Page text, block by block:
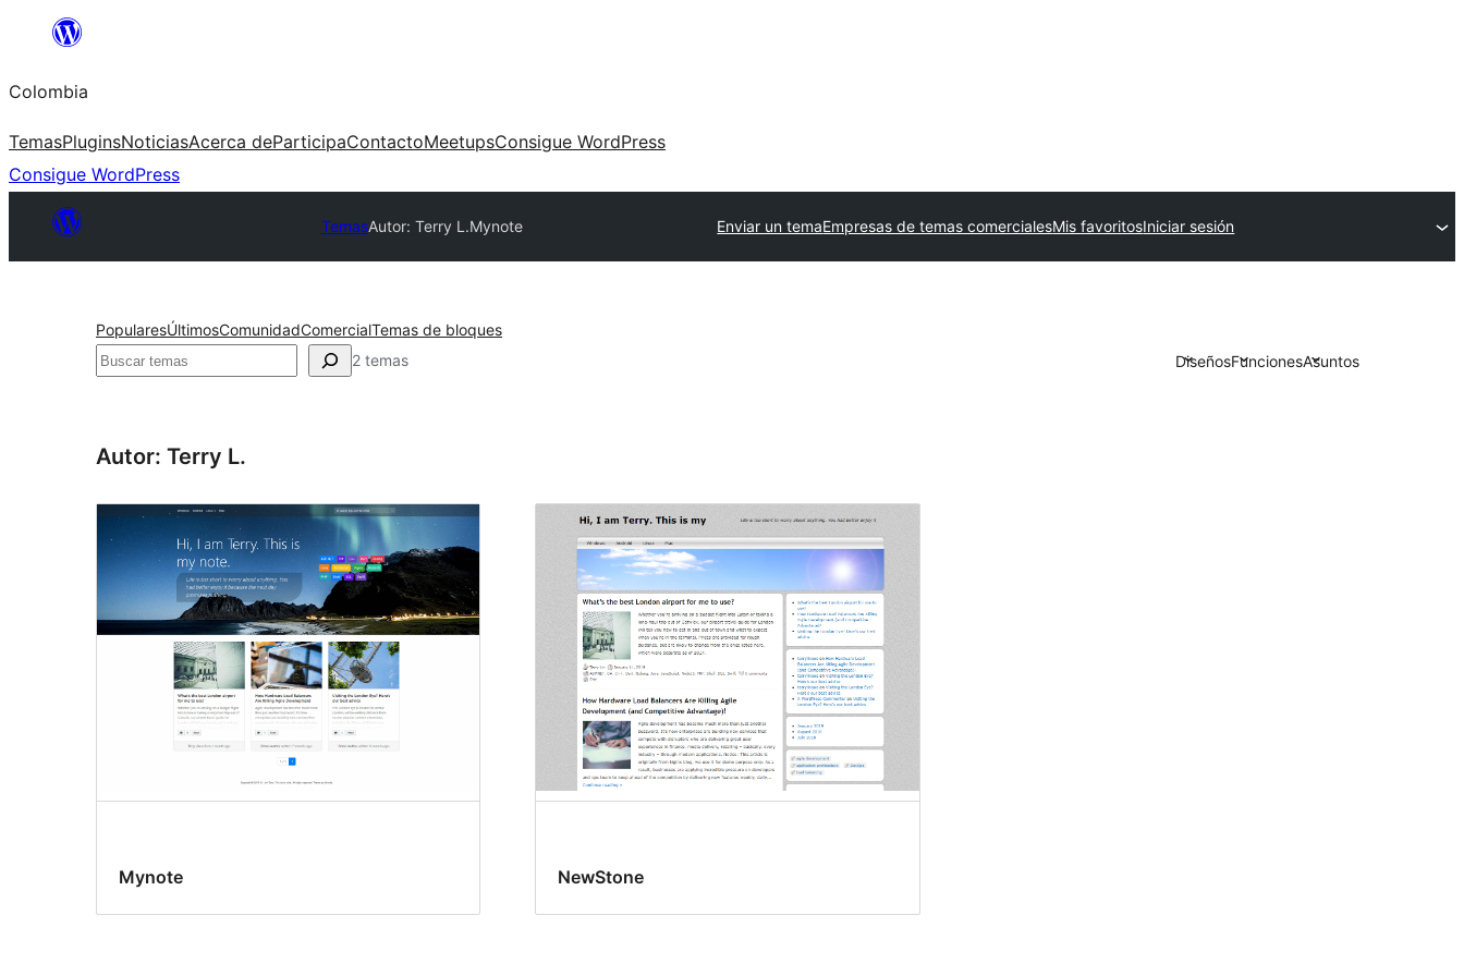
Saltar
contenido
Colombia
TemasPluginsNoticiasAcerca deParticipaContactoMeetupsConsigue WordPress
Consigue WordPress
TemasAutor: Terry L.Mynote Enviar un temaEmpresas de temas comercialesMis favoritosIniciar sesión
PopularesÚltimosComunidadComercialTemas de bloques
Buscar 2 temas DiseñosFuncionesAsuntos
Autor: Terry L.
Mynote NewStone